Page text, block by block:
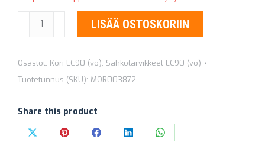
TAKAVALO
TOYOTA
LAND
90
MOR003872
LISÄÄ OSTOSKORIIN
Osastot: Kori LC90 (vo), Sähkötarvikkeet LC90 (vo)
Tuotetunnus (SKU): MOR003872
Share this product
Share Share Share Share Share